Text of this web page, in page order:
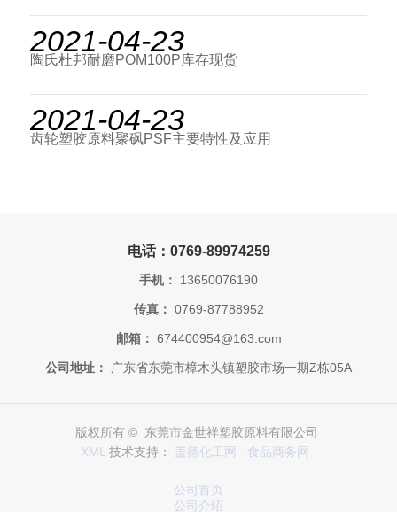
2021-04-23
陶氏杜邦耐磨POM100P库存现货
2021-04-23
齿轮塑胶原料聚砜PSF主要特性及应用
电话：0769-89974259
手机： 13650076190
传真： 0769-87788952
邮箱： 674400954@163.com
公司地址： 广东省东莞市樟木头镇塑胶市场一期Z栋05A
版权所有 © 东莞市金世祥塑胶原料有限公司
XML 技术支持： 盖德化工网 食品商务网
公司首页
公司介绍